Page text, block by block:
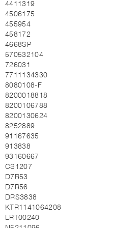
4411319
4506175
455954
458172
4668SP
570532104
726031
7711134330
8080108-F
8200018818
8200106788
8200130624
8252889
91167635
913838
93160667
CS1207
D7R53
D7R56
DRS3838
KTR1141064208
LRT00240